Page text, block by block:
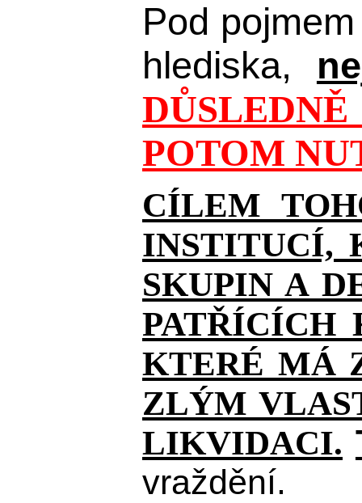
Pod pojmem
hlediska,
POTOM
CÍLEM
INSTITUCÍ,
SKUPIN A
PATŘÍCÍCH
KTERÉ MÁ
ZLÝM
LIKVIDACI.
vraždění.